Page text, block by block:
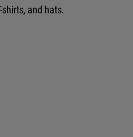
shirts, and hats.